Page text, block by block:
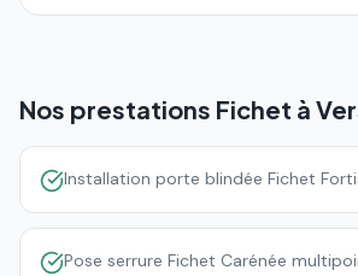
Nos prestations Fichet à
Installation porte blindée Fichet
Pose serrure Fichet Carénée